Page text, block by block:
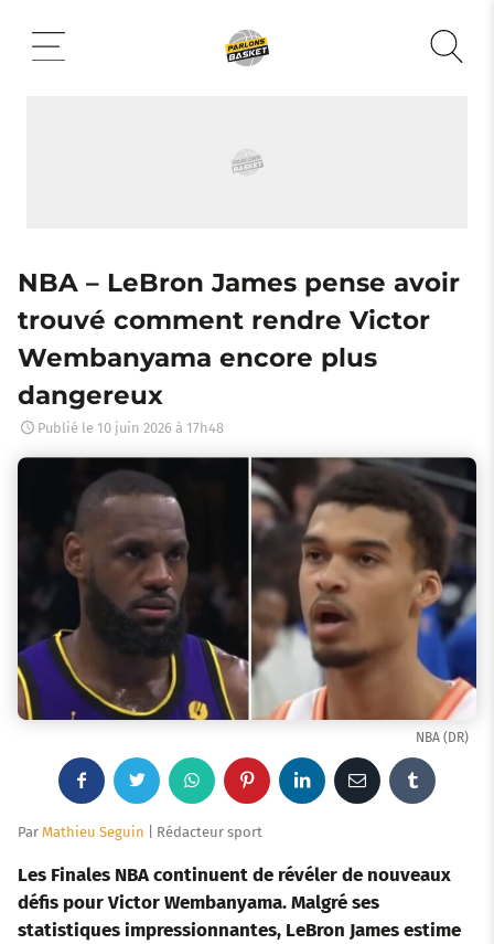
contenu
NBA – LeBron James pense avoir
trouvé comment rendre Victor
Wembanyama encore plus
dangereux
Publié le 10 juin 2026 à 17h48
NBA (DR)
a
c
w
i
W
h
a
P
i
n n
k
E
a m
b
Par Mathieu Seguin | Rédacteur sport
Les Finales NBA continuent de révéler de nouveaux
défis pour Victor Wembanyama. Malgré ses
statistiques impressionnantes, LeBron James estime